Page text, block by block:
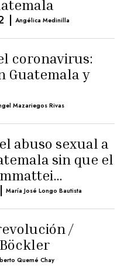
| Angélica Medinilla
coronavirus:
Guatemala y
Mazariegos Rivas
abuso sexual a
sin que el
| María José Longo Bautista
/
Quemé Chay